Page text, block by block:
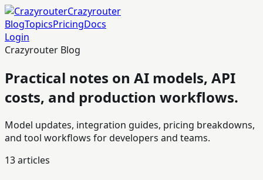
Crazyrouter
BlogTopicsPricingDocs
Login
Crazyrouter Blog
Practical notes on AI models, API
costs, and production workflows.
Model updates, integration guides, pricing breakdowns,
and tool workflows for developers and teams.
13articles